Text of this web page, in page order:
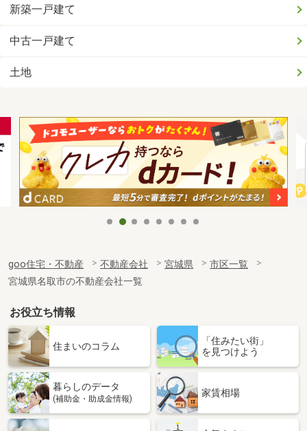
新築一戸建て
中古一戸建て
土地
goo住宅・不動産 不動産会社 宮城県
市区一覧
宮城県名取市の不動産会社一覧
お役立ち情報
住まいのコラム
「住みたい街」
を見つけよう
暮らしのデータ
(補助金・助成金情報)
家賃相場